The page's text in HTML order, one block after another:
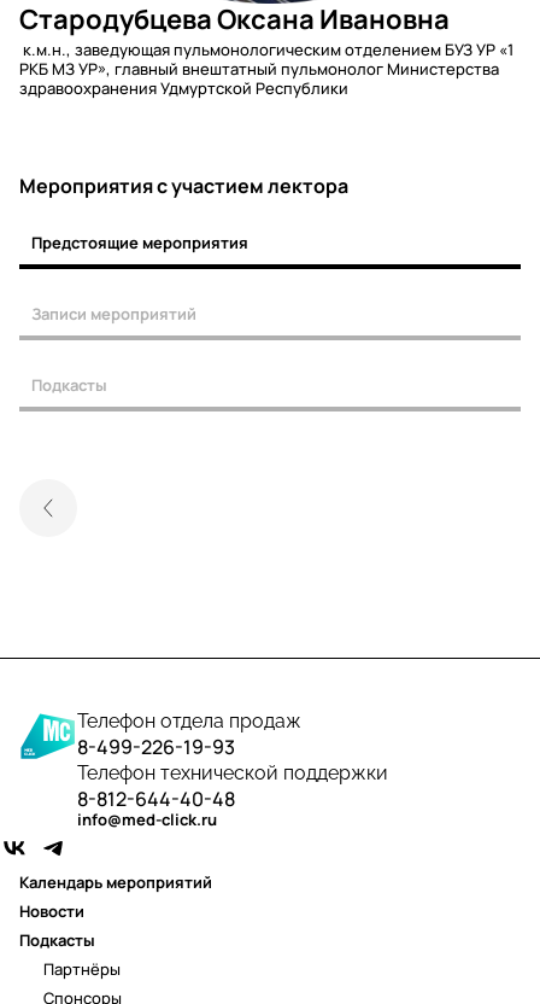
Стародубцева Оксана Ивановна
к.м.н., заведующая пульмонологическим отделением БУЗ УР «1
РКБ МЗ УР», главный внештатный пульмонолог Министерства
здравоохранения Удмуртской Республики
Мероприятия c участием лектора
Предстоящие мероприятия
Записи мероприятий
Подкасты
Телефон отдела продаж
8-499-226-19-93
Телефон технической поддержки
8-812-644-40-48
info@med-click.ru
Календарь мероприятий
Новости
Подкасты
Партнёры
Спонсоры